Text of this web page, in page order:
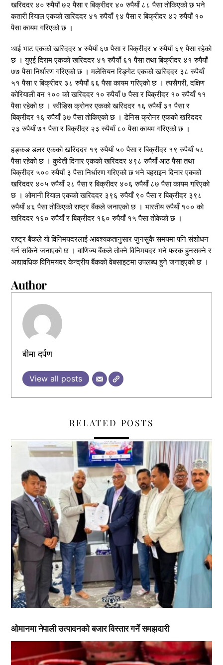
खरिददर ४० रुपैयाँ ७२ पैसा र बिक्रीदर ४० रुपैयाँ ८८ पैसा तोकिएको छ भने
कतारी रियाल एकको खरिददर ४१ रुपैयाँ ९४ पैसा र बिक्रीदर ४२ रुपैयाँ १०
पैसा कायम गरिएको छ ।
थाई भाट एकको खरिददर ४ रुपैयाँ ६७ पैसा र बिक्रीदर ४ रुपैयाँ ६९ पैसा रहेको
छ । युएई दिराम एकको खरिददर ४१ रुपैयाँ ६१ पैसा तथा बिक्रीदर ४१ रुपैयाँ
७७ पैसा निर्धारण गरिएको छ । मलेसियन रिङ्गेट एकको खरिददर ३८ रुपैयाँ
५१ पैसा र बिक्रीदर ३८ रुपैयाँ ६६ पैसा कायम गरिएको छ । त्यसैगरी, दक्षिण
कोरियाली वन १०० को खरिददर १० रुपैयाँ ७ पैसा र बिक्रीदर १० रुपैयाँ ११
पैसा रहेको छ । स्वीडिस क्रोनर एकको खरिददर १६ रुपैयाँ ३१ पैसा र
बिक्रीदर १६ रुपैयाँ ३७ पैसा तोकिएको छ । डेनिस क्रोनर एकको खरिददर
२३ रुपैयाँ ७१ पैसा र बिक्रीदर २३ रुपैयाँ ८० पैसा कायम गरिएको छ ।
हङ्कङ डलर एकको खरिददर १९ रुपैयाँ ५० पैसा र बिक्रीदर १९ रुपैयाँ ५८
पैसा रहेको छ । कुवेती दिनार एकको खरिददर ४९८ रुपैयाँ आठ पैसा तथा
बिक्रीदर ५०० रुपैयाँ ३ पैसा निर्धारण गरिएको छ भने बहराइन दिनार एकको
खरिददर ४०५ रुपैयाँ २८ पैसा र बिक्रीदर ४०६ रुपैयाँ ८७ पैसा कायम गरिएको
छ । ओमानी रियाल एकको खरिददर ३९६ रुपैयाँ ९० पैसा र बिक्रीदर ३९८
रुपैयाँ ४६ पैसा तोकिएको राष्ट्र बैंकले जनाएको छ । भारतीय रुपैयाँ १०० को
खरिददर १६० रुपैयाँ र बिक्रीदर १६० रुपैयाँ १५ पैसा तोकेको छ ।
राष्ट्र बैंकले यो विनिमयदरलाई आवश्यकतानुसार जुनसुकै समयमा पनि संशोधन
गर्न सकिने जनाएको छ । वाणिज्य बैंकले तोक्ने विनिमयदर भने फरक हुनसक्ने र
अद्यावधिक विनिमयदर केन्द्रीय बैंकको वेबसाइटमा उपलब्ध हुने जनाइएको छ ।
Author
बीमा दर्पण
View all posts
RELATED POSTS
,
ओमानमा नेपाली उत्पादनको बजार विस्तार गर्ने समझदारी
, ,